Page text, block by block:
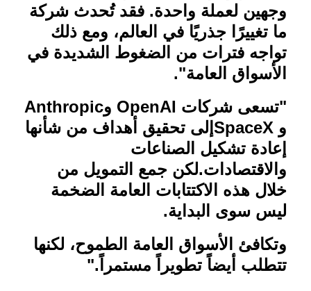
وجهين لعملة واحدة. فقد تُحدث شركة
ما تغييرًا جذريًا في العالم، ومع ذلك
تواجه فترات من الضغوط الشديدة في
الأسواق العامة."
"تسعى شركات OpenAI وAnthropic
و SpaceX إلى تحقيق أهداف من شأنها
إعادة تشكيل الصناعات
والاقتصادات.لكن جمع التمويل من
خلال هذه الاكتتابات العامة الضخمة
ليس سوى البداية.
وتكافئ الأسواق العامة الطموح، لكنها
تتطلب أيضاً تطويراً مستمراً."